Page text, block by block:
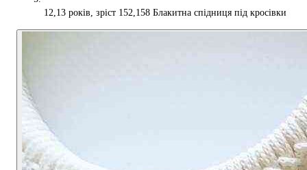
12,13 років, зріст 152,158 Блакитна спідниця під кросівки